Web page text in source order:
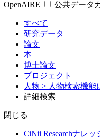
OpenAIRE
公共データ
すべて
研究データ
論文
本
博士論文
プロジェクト
人物 > 人物検索機能
詳細検索
閉じる
CiNii Researchナレ